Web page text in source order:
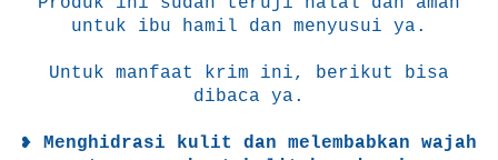
untuk ibu hamil dan menyusui ya.
Untuk manfaat krim ini, berikut bisa
dibaca ya.
❥ Menghidrasi kulit dan melembabkan wajah